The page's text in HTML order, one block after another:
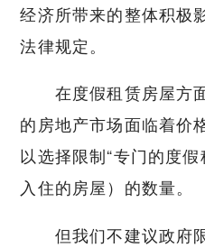
经济所带来的整体积极
法律规定。
在度假租赁房屋方
的房地产市场面临着价
以选择限制“专门的度
入住的房屋）的数量。
但我们不建议政府